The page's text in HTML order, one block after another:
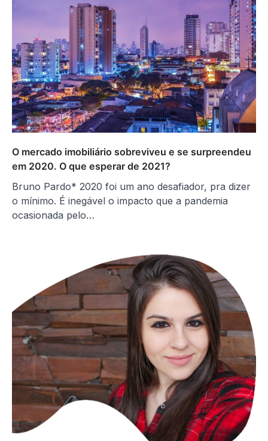
O mercado imobiliário sobreviveu e se surpreendeu
em 2020. O que esperar de 2021?
Bruno Pardo* 2020 foi um ano desafiador, pra dizer
o mínimo. É inegável o impacto que a pandemia
ocasionada pelo…